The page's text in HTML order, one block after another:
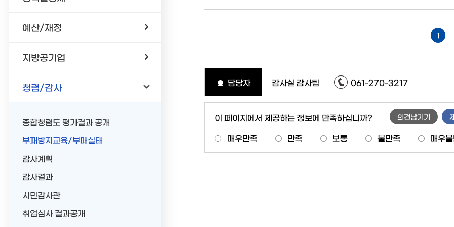
예산/재정
지방공기업
청렴/감사
종합청렴도 평가결과 공개
부패방지교육/부패실태
감사계획
감사결과
시민감사관
취업심사 결과공개
1
담당자 감사실 감사팀 061-270-3217
이 페이지에서 제공하는 정보에 만족하십니까?
매우만족 만족 보통 불만족 매우
의견남기기